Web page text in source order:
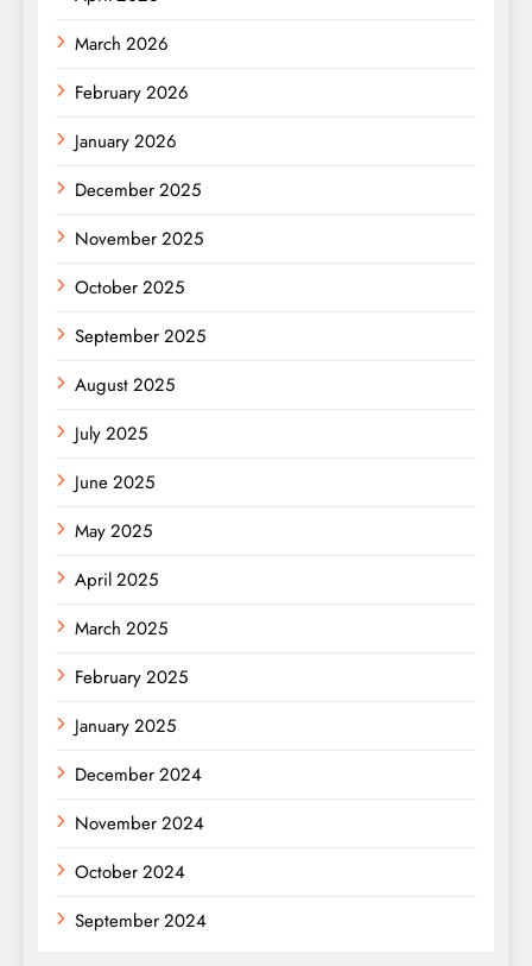
March 2026
February 2026
January 2026
December 2025
November 2025
October 2025
September 2025
August 2025
July 2025
June 2025
May 2025
April 2025
March 2025
February 2025
January 2025
December 2024
November 2024
October 2024
September 2024